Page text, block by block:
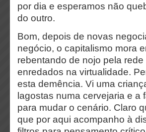
por dia e esperamos não
do outro.
Bom, depois de novas
negócio, o capitalismo mora
rebentando de nojo pela
enredados na virtualidade.
esta demência. Vi uma
lagostas numa cervejaria e a
para mudar o cenário. Claro
que por aqui acompanho à